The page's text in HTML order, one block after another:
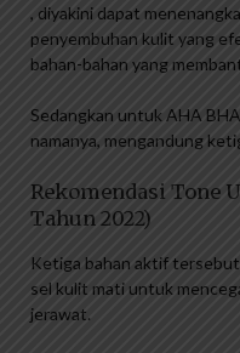
, diyakini dapat
penyembuhan kulit yang
bahan-bahan yang
Sedangkan untuk AHA
namanya, mengandung
Rekomendasi Tone
Tahun 2022)
Ketiga bahan aktif
sel kulit mati untuk
jerawat.